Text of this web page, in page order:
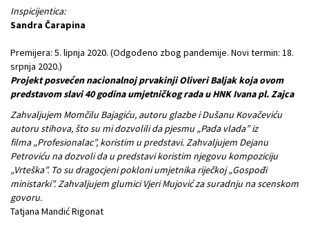
Inspicijentica:
Sandra Čarapina
Premijera: 5. lipnja 2020. (Odgođeno zbog pandemije. Novi termin: 18.
srpnja 2020.)
Projekt posvećen nacionalnoj prvakinji Oliveri Baljak koja ovom
predstavom slavi 40 godina umjetničkog rada u HNK Ivana pl. Zajca
Zahvaljujem Momčilu Bajagiću, autoru glazbe i Dušanu Kovačeviću
autoru stihova, što su midozvolili da pjesmu „Pada vlada” iz
filma„Profesionalac”, koristim u predstavi. Zahvaljujem Dejanu
Petroviću na dozvoli da u predstavi koristim njegovu kompoziciju
„Vrteška”. To su dragocjeni pokloni umjetnika riječkoj „Gospođi
ministarki”. Zahvaljujem glumici Vjeri Mujović za suradnju na scenskom
govoru.
Tatjana Mandić Rigonat